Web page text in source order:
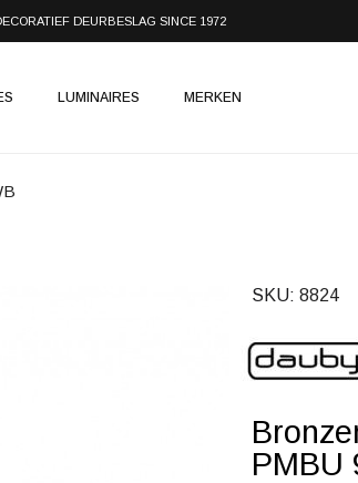
DEURBESLAG SINCE 1972
LUMINAIRES MERKEN
SKU 8824
PMBU